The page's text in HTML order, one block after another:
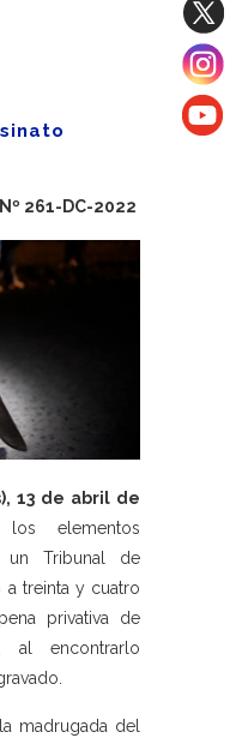
Nº 261-DC-2022
13 de abril de
elementos
un Tribunal de
a treinta y cuatro
privativa de
al encontrarlo
madrugada del